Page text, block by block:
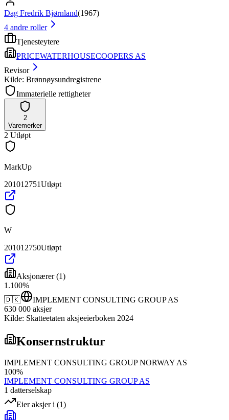
Dag Fredrik Bjørnland(1967)
4 andre roller
Tjenesteytere
PRICEWATERHOUSECOOPERS AS
Revisor
Kilde: Brønnøysundregistrene
Immaterielle rettigheter
2
Varemerker
2 Utløpt
MarkUp
201012751Utløpt
W
201012750Utløpt
Aksjonærer(1)
1 .100%
🇩🇰
IMPLEMENT CONSULTING GROUP AS
630 000 aksjer
Kilde: Skatteetaten aksjeeierboken 2024
Konsernstruktur
IMPLEMENT CONSULTING GROUP NORWAY AS
100%
IMPLEMENT CONSULTING GROUP AS
1 datterselskap
Eier aksjer i (1)